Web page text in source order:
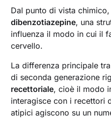
Dal punto di vista
dibenzotiazepine, una
influenza il modo in cui il
cervello.
La differenza principale
di seconda generazione
recettoriale, cioè il modo
interagisce con i recettori
atipici agiscono su un